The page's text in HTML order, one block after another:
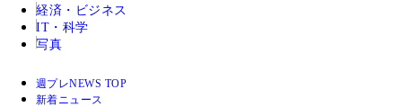
経済・ビジネス
IT・科学
写真
週プレNEWS TOP
新着ニュース